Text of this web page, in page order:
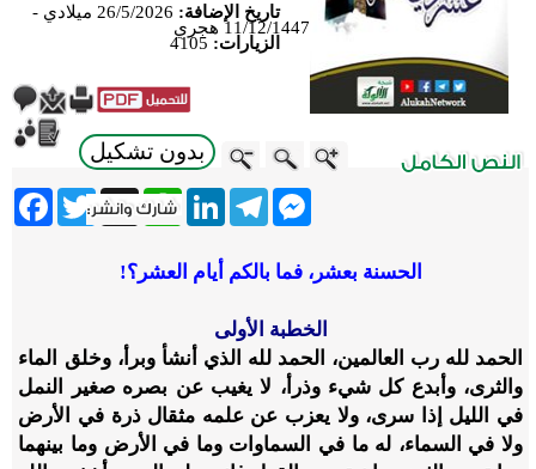
تاريخ الإضافة:
26/5/2026 ميلادي -
11/12/1447 هجري
الزيارات: 4105
بدون تشكيل
Twitter X
WhatsApp
LinkedInTelegram
Messenger
الحسنة بعشر، فما بالكم أيام العشر؟!
الخطبة الأولى
الحمد لله رب العالمين، الحمد لله الذي أنشأ وبرأ، وخلق الماء
والثرى، وأبدع كل شيء وذرأ، لا يغيب عن بصره صغير النمل
في الليل إذا سرى، ولا يعزب عن علمه مثقال ذرة في الأرض
ولا في السماء، له ما في السماوات وما في الأرض وما بينهما